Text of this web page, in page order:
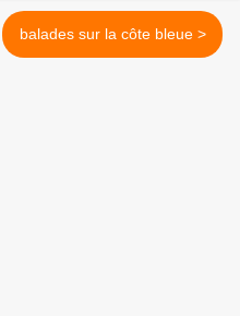
balades sur la côte bleue >